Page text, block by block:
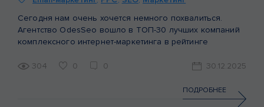
Сегодня нам очень хочется немного похвалиться.
Агентство OdesSeo вошло в ТОП-30 лучших компаний
комплексного интернет-маркетинга в рейтинге
Ringostat — это платформа сквозной аналитики и
звонков пришло с рекламы, какой процент из них стал
сделкой. Сотни коллег по рынку и клиентов отдавали
304 0 0 30.12.2025
ПОДРОБНЕЕ